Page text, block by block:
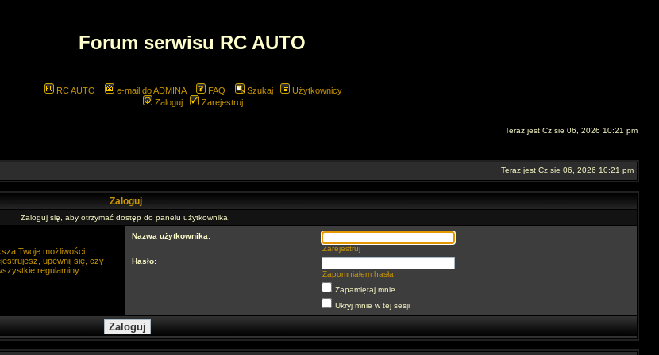
Forum serwisu RC AUTO
RC AUTO e-mail do ADMINA FAQ Szukaj
Użytkownicy
Zaloguj
Zarejestruj
Teraz jest Cz sie 06, 2026 10:21 pm
Teraz jest Cz sie 06, 2026 10:21 pm
Zaloguj
Zaloguj się, aby otrzymać dostęp do panelu użytkownika.
Twoje możliwości.
upewnij się, czy
regulaminy
Nazwa użytkownika:
Zarejestruj
Hasło:
Zapomniałem hasła
Zapamiętaj mnie
Ukryj mnie w tej sesji